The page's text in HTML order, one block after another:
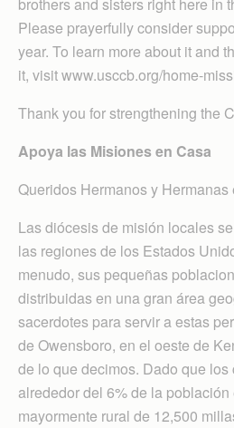
brothers and sisters right here in
Please prayerfully consider
year. To learn more about it and
it, visit www.usccb.org/home-
Thank you for strengthening the
Apoya las Misiones en Casa
Queridos Hermanos y Hermanas
Las diócesis de misión locales
las regiones de los Estados
menudo, sus pequeñas
distribuidas en una gran área
sacerdotes para servir a estas
de Owensboro, en el oeste de
de lo que decimos. Dado que
alrededor del 6% de la población
mayormente rural de 12,500